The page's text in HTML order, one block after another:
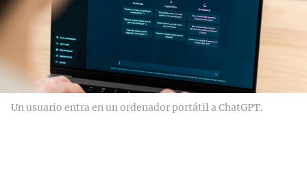
Un usuario entra en un ordenador portátil a ChatGPT.